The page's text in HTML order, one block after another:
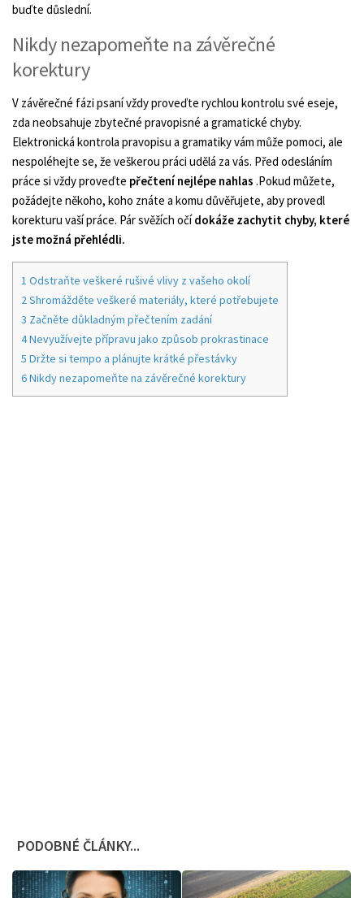
buďte důslední.
Nikdy nezapomeňte na závěrečné
korektury
V závěrečné fázi psaní vždy proveďte rychlou kontrolu své eseje,
zda neobsahuje zbytečné pravopisné a gramatické chyby.
Elektronická kontrola pravopisu a gramatiky vám může pomoci, ale
nespoléhejte se, že veškerou práci udělá za vás. Před odesláním
práce si vždy proveďte přečtení nejlépe nahlas .Pokud můžete,
požádejte někoho, koho znáte a komu důvěřujete, aby provedl
korekturu vaší práce. Pár svěžích očídokáže zachytit chyby, které
jste možná přehlédli.
1 Odstraňte veškeré rušivé vlivy z vašeho okolí
2Shromážděte veškeré materiály, které potřebujete
3 Začněte důkladným přečtením zadání
4Nevyužívejte přípravu jako způsob prokrastinace
5 Držte si tempo a plánujte krátké přestávky
6Nikdy nezapomeňte na závěrečné korektury
PODOBNÉ ČLÁNKY...